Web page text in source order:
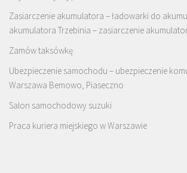
Zasiarczenie akumulatora – ładowarki do
akumulatora Trzebinia – zasiarczenie
Zamów taksówkę
Ubezpieczenie samochodu – ubezpieczenie
Warszawa Bemowo, Piaseczno
Salon samochodowy suzuki
Praca kuriera miejskiego w Warszawie